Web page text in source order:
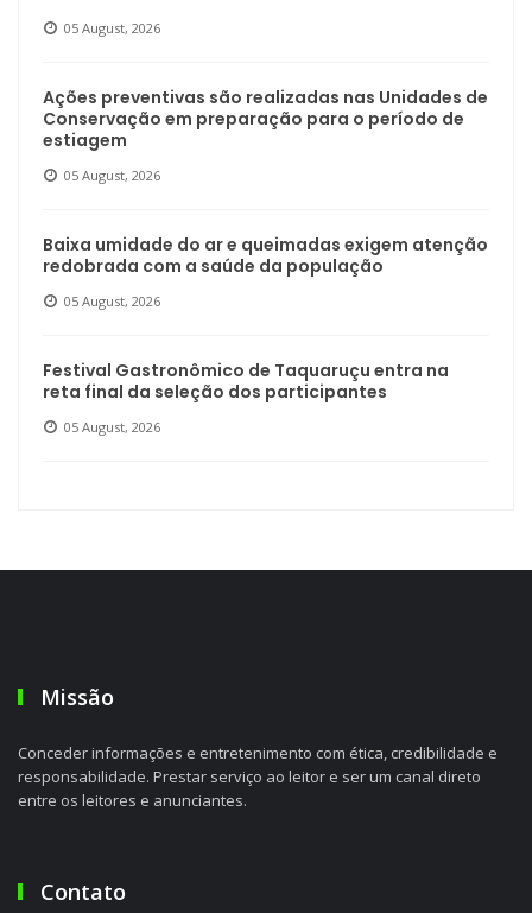
05 August, 2026
Ações preventivas são realizadas nas Unidades de
Conservação em preparação para o período de
estiagem
05 August, 2026
Baixa umidade do ar e queimadas exigem atenção
redobrada com a saúde da população
05 August, 2026
Festival Gastronômico de Taquaruçu entra na
reta final da seleção dos participantes
05 August, 2026
Missão
Conceder informações e entretenimento com ética, credibilidade e
responsabilidade. Prestar serviço ao leitor e ser um canal direto
entre os leitores e anunciantes.
Contato